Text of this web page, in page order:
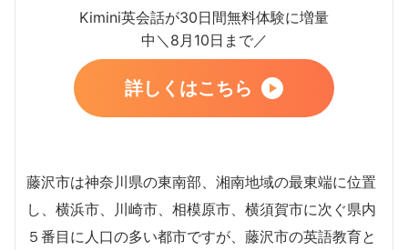
Kimini英会話が30日間無料体験に増量
中＼8月10日まで／
詳しくはこちら
藤沢市は神奈川県の東南部、湘南地域の最東端に位置
し、横浜市、川崎市、相模原市、横須賀市に次ぐ県内
５番目に人口の多い都市ですが、藤沢市の英語教育と